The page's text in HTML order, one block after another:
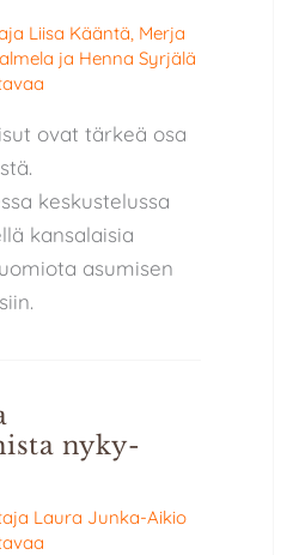
Liisa Kääntä, Merja
ja Henna Syrjälä
ovat tärkeä osa
keskustelussa
kansalaisia
asumisen
nyky-
Laura Junka-Aikio